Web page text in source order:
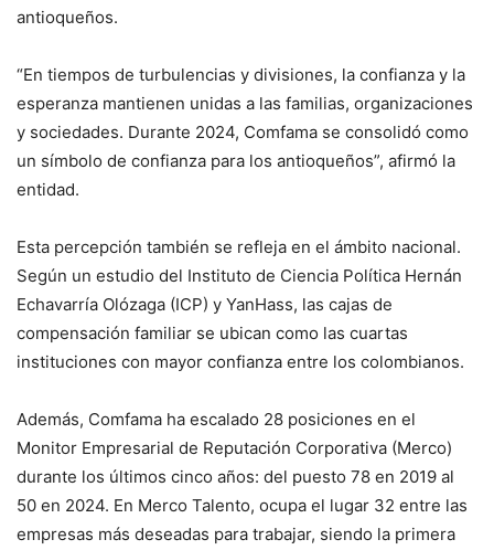
antioqueños.
“En tiempos de turbulencias y divisiones, la confianza y la
esperanza mantienen unidas a las familias, organizaciones
y sociedades. Durante 2024, Comfama se consolidó como
un símbolo de confianza para los antioqueños”, afirmó la
entidad.
Esta percepción también se refleja en el ámbito nacional.
Según un estudio del Instituto de Ciencia Política Hernán
Echavarría Olózaga (ICP) y YanHass, las cajas de
compensación familiar se ubican como las cuartas
instituciones con mayor confianza entre los colombianos.
Además, Comfama ha escalado 28 posiciones en el
Monitor Empresarial de Reputación Corporativa (Merco)
durante los últimos cinco años: del puesto 78 en 2019 al
50 en 2024. En Merco Talento, ocupa el lugar 32 entre las
empresas más deseadas para trabajar, siendo la primera